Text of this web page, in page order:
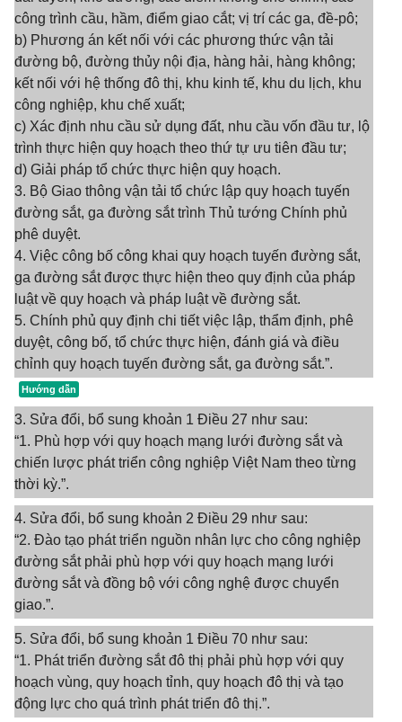
công trình cầu, hầm, điểm giao cắt; vị trí các ga, đề-pô;
b) Phương án kết nối với các phương thức vận tải
đường bộ, đường thủy nội địa, hàng hải, hàng không;
kết nối với hệ thống đô thị, khu kinh tế, khu du lịch, khu
công nghiệp, khu chế xuất;
c) Xác định nhu cầu sử dụng đất, nhu cầu vốn đầu tư, lộ
trình thực hiện quy hoạch theo thứ tự ưu tiên đầu tư;
d) Giải pháp tổ chức thực hiện quy hoạch.
3. Bộ Giao thông vận tải tổ chức lập quy hoạch tuyến
đường sắt, ga đường sắt trình Thủ tướng Chính phủ
phê duyệt.
4. Việc công bố công khai quy hoạch tuyến đường sắt,
ga đường sắt được thực hiện theo quy định của pháp
luật về quy hoạch và pháp luật về đường sắt.
5. Chính phủ quy định chi tiết việc lập, thẩm định, phê
duyệt, công bố, tổ chức thực hiện, đánh giá và điều
chỉnh quy hoạch tuyến đường sắt, ga đường sắt.”.
3. Sửa đổi, bổ sung khoản 1 Điều 27 như sau:
“1. Phù hợp với quy hoạch mạng lưới đường sắt và
chiến lược phát triển công nghiệp Việt Nam theo từng
thời kỳ.”.
4. Sửa đổi, bổ sung khoản 2 Điều 29 như sau:
“2. Đào tạo phát triển nguồn nhân lực cho công nghiệp
đường sắt phải phù hợp với quy hoạch mạng lưới
đường sắt và đồng bộ với công nghệ được chuyển
giao.”.
5. Sửa đổi, bổ sung khoản 1 Điều 70 như sau:
“1. Phát triển đường sắt đô thị phải phù hợp với quy
hoạch vùng, quy hoạch tỉnh, quy hoạch đô thị và tạo
động lực cho quá trình phát triển đô thị.”.